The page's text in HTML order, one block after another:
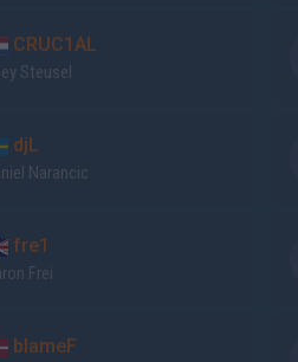
CRUC1AL
Steusel
djL
Narancic
fre1
Frei
blameF